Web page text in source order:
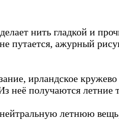
нить гладкой и
путается, ажурный
ирландское
неё получаются летние
нейтральную летнюю